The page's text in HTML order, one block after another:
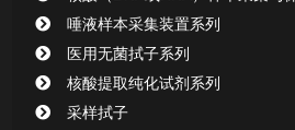
清洁验证棉签系列
动物检测试剂
唾液样本采集装置系列
医用无菌拭子系列
核酸提取纯化试剂系列
采样拭子